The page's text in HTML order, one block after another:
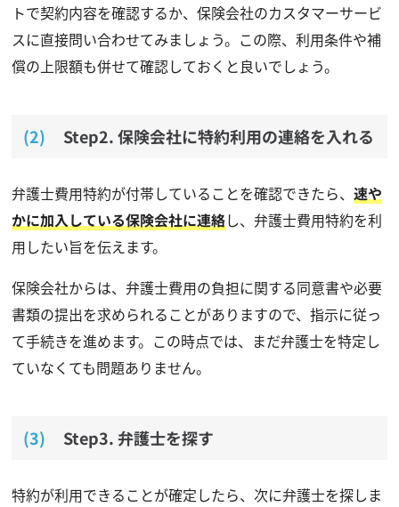
トで契約内容を確認するか、保険会社のカスタマーサービ
スに直接問い合わせてみましょう。この際、利用条件や補
償の上限額も併せて確認しておくと良いでしょう。
Step2. 保険会社に特約利用の連絡を入れる
弁護士費用特約が付帯していることを確認できたら、 速や
かに加入している保険会社に連絡し、弁護士費用特約を利
用したい旨を伝えます。
保険会社からは、弁護士費用の負担に関する同意書や必要
書類の提出を求められることがありますので、指示に従っ
て手続きを進めます。この時点では、まだ弁護士を特定し
ていなくても問題ありません。
Step3. 弁護士を探す
特約が利用できることが確定したら、次に弁護士を探しま